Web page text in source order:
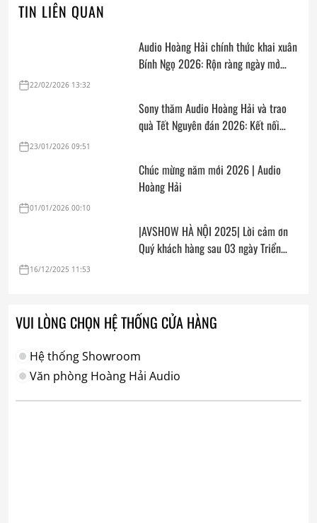
TIN LIÊN QUAN
Audio Hoàng Hải chính thức khai xuân
Bính Ngọ 2026: Rộn ràng ngày mở
22/02/2026 13:32
Sony thăm Audio Hoàng Hải và trao
quà Tết Nguyên đán 2026: Kết nối
23/01/2026 09:51
Chúc mừng năm mới 2026 | Audio
Hoàng Hải
01/01/2026 00:10
|AVSHOW HÀ NỘI 2025| Lời cảm ơn
Quý khách hàng sau 03 ngày Triển
16/12/2025 11:53
VUI LÒNG CHỌN HỆ THỐNG CỬA HÀNG
Hệ thống Showroom
Văn phòng Hoàng Hải Audio